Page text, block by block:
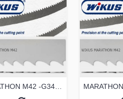
MARATHON M42 -G34 ŞERİT TESTERE